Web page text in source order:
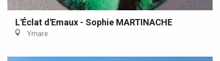
L'Éclat d'Emaux - Sophie MARTINACHE
Ymare